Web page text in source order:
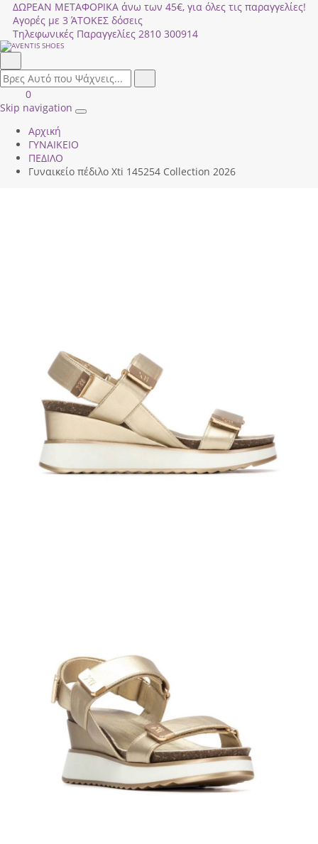
ΔΩΡΕΑΝ ΜΕΤΑΦΟΡΙΚΑ άνω των 45€, για όλες τις παραγγελίες!
Αγορές με 3 ΆΤΟΚΕΣ δόσεις
Τηλεφωνικές Παραγγελίες 2810 300914
field.search
Είσοδος
|
ΚΑΛΑΘΙ
ΑΓΟΡΩΝ
0
Skip navigation
Toggle
Αρχική
ΓΥΝΑΙΚΕΙΟ
ΠΕΔΙΛΟ
Γυναικείο πέδιλο Xti 145254 Collection 2026